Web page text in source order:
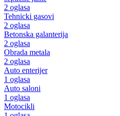
2 oglasa
Tehnicki gasovi
2 oglasa
Betonska galanterija
2 oglasa
Obrada metala
2 oglasa
Auto enterijer
1 oglasa
Auto saloni
1 oglasa
Motocikli